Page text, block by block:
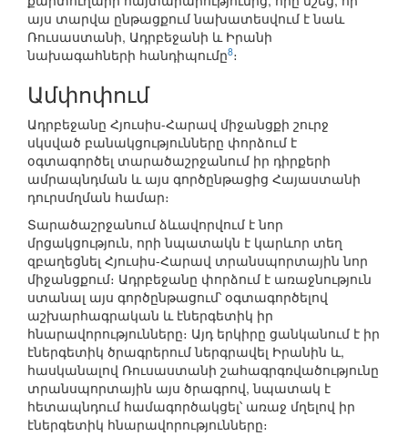
այս տարվա ընթացքում նախատեսվում է նաև
Ռուսաստանի, Ադրբեջանի և Իրանի
նախագահների հանդիպումը8։
Ամփոփում
Ադրբեջանը Հյուսիս-Հարավ միջանցքի շուրջ
սկսված բանակցությունները փորձում է
օգտագործել տարածաշրջանում իր դիրքերի
ամրապնդման և այս գործընթացից Հայաստանի
դուրսմղման համար։
Տարածաշրջանում ձևավորվում է նոր
մրցակցություն, որի նպատակն է կարևոր տեղ
զբաղեցնել Հյուսիս-Հարավ տրանսպորտային նոր
միջանցքում։ Ադրբեջանը փորձում է առաջնություն
ստանալ այս գործընթացում՝ օգտագործելով
աշխարհագրական և էներգետիկ իր
հնարավորությունները։ Այդ երկիրը ցանկանում է իր
էներգետիկ ծրագրերում ներգրավել Իրանին և,
հասկանալով Ռուսաստանի շահագրգռվածությունը
տրանսպորտային այս ծրագրով, նպատակ է
հետապնդում համագործակցել՝ առաջ մղելով իր
էներգետիկ հնարավորությունները։